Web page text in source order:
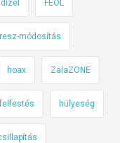
dízel FEOL
módosítás
hoax ZalaZONE
felfestés hülyeség